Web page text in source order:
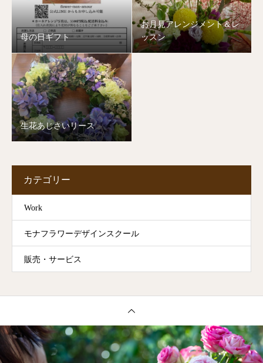
母の日ギフト
お月見アレンジメント＆レ
ッスン
生花あじさいリース
カテゴリー
Work
モナフラワーデザインスクール
販売・サービス